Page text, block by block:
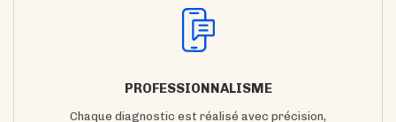
PROFESSIONNALISME
Chaque diagnostic est réalisé avec précision,